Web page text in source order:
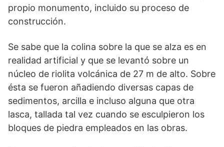
propio monumento, incluido su proceso de
construcción.
Se sabe que la colina sobre la que se alza es en
realidad artificial y que se levantó sobre un
núcleo de riolita volcánica de 27 m de alto. Sobre
ésta se fueron añadiendo diversas capas de
sedimentos, arcilla e incluso alguna que otra
lasca, tallada tal vez cuando se esculpieron los
bloques de piedra empleados en las obras.